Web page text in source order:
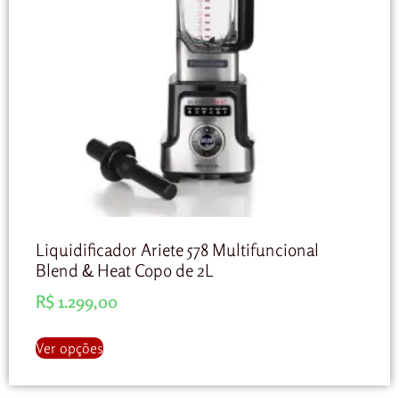
Liquidificador Ariete 578 Multifuncional
Blend & Heat Copo de 2L
R$1.299,00
Ver opções